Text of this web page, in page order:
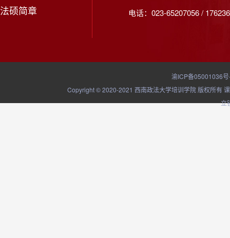
法硕简章
电话：023-65207056 /
渝ICP备05001036
Copyright © 2020-2021 西南政法大学培训学院 版权所有
立